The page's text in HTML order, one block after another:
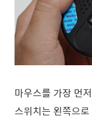
마우스를 가장 먼
스위치는 왼쪽으